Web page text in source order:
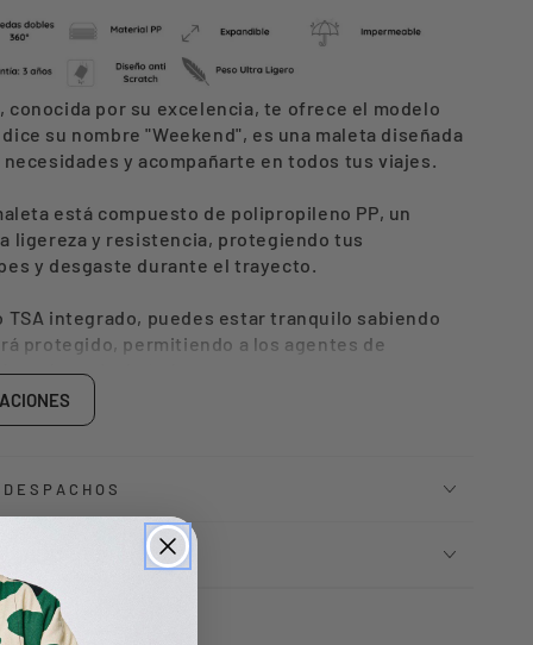
conocida por su excelencia, te ofrece el modelo
su nombre "Weekend", es una maleta diseñada
y acompañarte en todos tus viajes.
está compuesto de polipropileno PP, un
ligereza y resistencia, protegiendo tus
y desgaste durante el trayecto.
TSA integrado, puedes estar tranquilo sabiendo
protegido, permitiendo a los agentes de
maleta sin dañarla.
dobles de 360 grados, que permiten un
y otros espacios transitados.
WKND de BG BERLIN es una opción confiable y
que buscan una solución segura, duradera y
DEVOLUCIONES